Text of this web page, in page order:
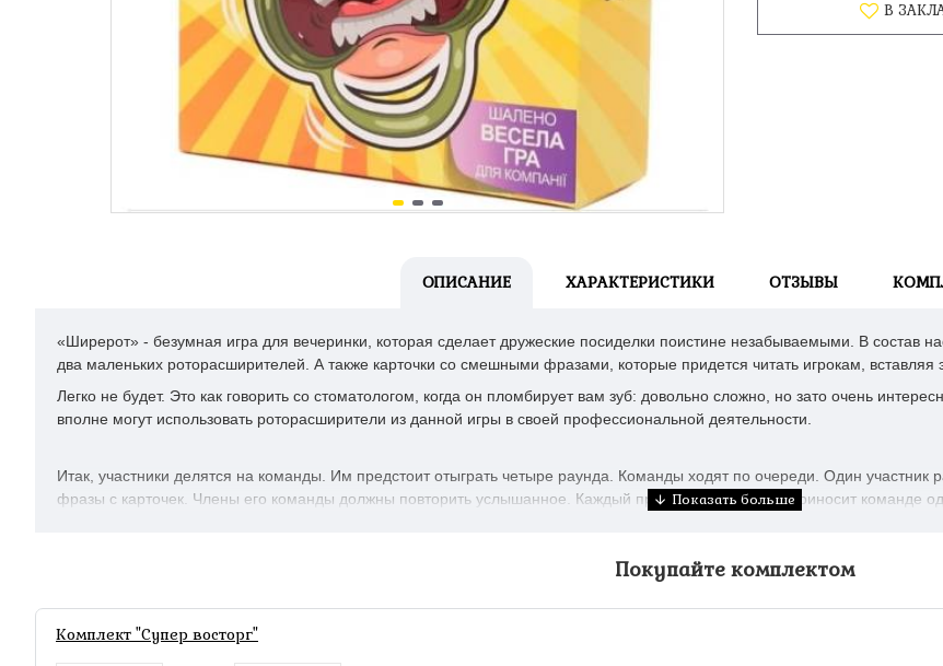
В
ОПИСАНИЕ ХАРАКТЕРИСТИКИ ОТЗЫВЫ
«Ширерот» - безумная игра для вечеринки, которая сделает дружеские посиделки поистине незабываемыми. В состав
два маленьких роторасширителей. А также карточки со смешными фразами, которые придется читать игрокам, вставляя
Легко не будет. Это как говорить со стоматологом, когда он пломбирует вам зуб: довольно сложно, но зато очень
вполне могут использовать роторасширители из данной игры в своей профессиональной деятельности.
Итак, участники делятся на команды. Им предстоит отыграть четыре раунда. Команды ходят по очереди. Один
фразы с карточек. Члены его команды должны повторить услышанное. Каждый правильный вариант приносит команде
Покупайте комплектом
Комплект "Супер восторг"